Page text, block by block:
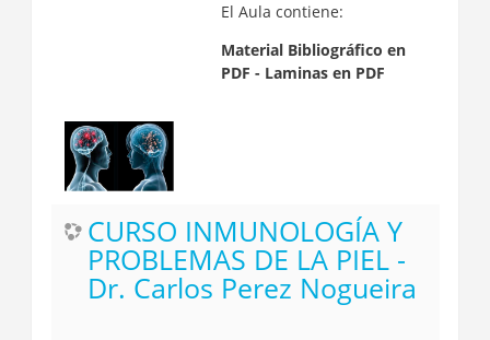
El Aula contiene:
Material Bibliográfico en
PDF - Laminas en PDF
CURSO INMUNOLOGÍA Y
PROBLEMAS DE LA PIEL -
Dr. Carlos Perez Nogueira